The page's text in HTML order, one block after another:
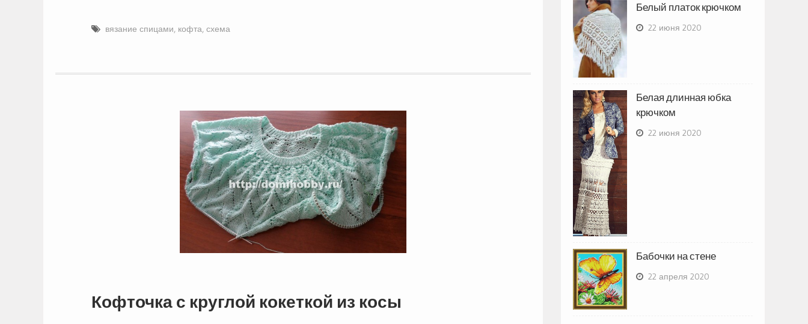
вязание спицами, кофта, схема
Кофточка с круглой кокеткой из косы
Белый платок крючком
22 июня 2020
Белая длинная юбка
крючком
22 июня 2020
Бабочки на стене
22 апреля 2020